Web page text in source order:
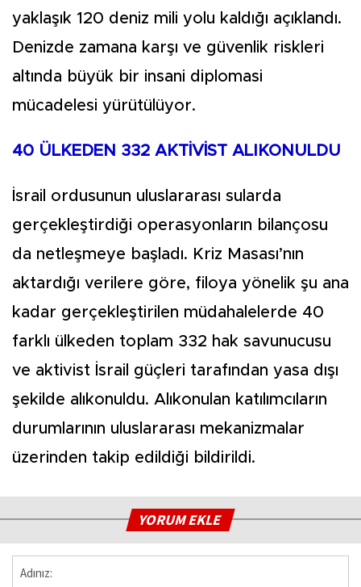
yaklaşık 120 deniz mili yolu kaldığı açıklandı.
Denizde zamana karşı ve güvenlik riskleri
altında büyük bir insani diplomasi
mücadelesi yürütülüyor.
40 ÜLKEDEN 332 AKTİVİST ALIKONULDU
İsrail ordusunun uluslararası sularda
gerçekleştirdiği operasyonların bilançosu
da netleşmeye başladı. Kriz Masası’nın
aktardığı verilere göre, filoya yönelik şu ana
kadar gerçekleştirilen müdahalelerde 40
farklı ülkeden toplam 332 hak savunucusu
ve aktivist İsrail güçleri tarafından yasa dışı
şekilde alıkonuldu. Alıkonulan katılımcıların
durumlarının uluslararası mekanizmalar
üzerinden takip edildiği bildirildi.
YORUM EKLE